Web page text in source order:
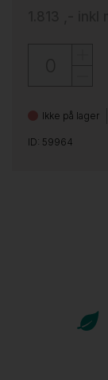
Ikke på lager
ID: 59964